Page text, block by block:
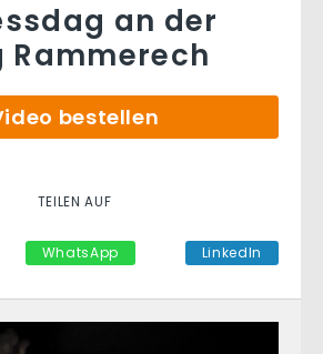
an der
Rammerech
bestellen
TEILEN AUF
WhatsApp LinkedIn